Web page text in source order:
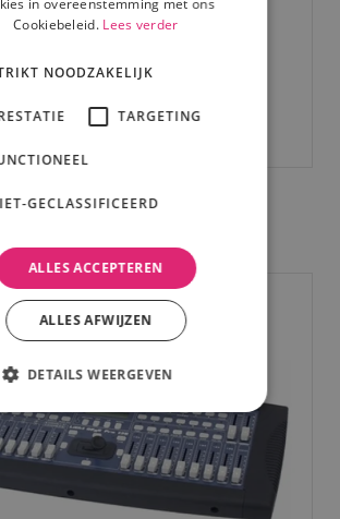
ACCU UPLIGHTER/LED
PRODUCTEN
in overeenstemming met ons
Cookiebeleid. Lees verder
NOODZAKELIJK
TARGETING
GECLASSIFICEERD
ALLES ACCEPTEREN
ALLES AFWIJZEN
DETAILS WEERGEVEN